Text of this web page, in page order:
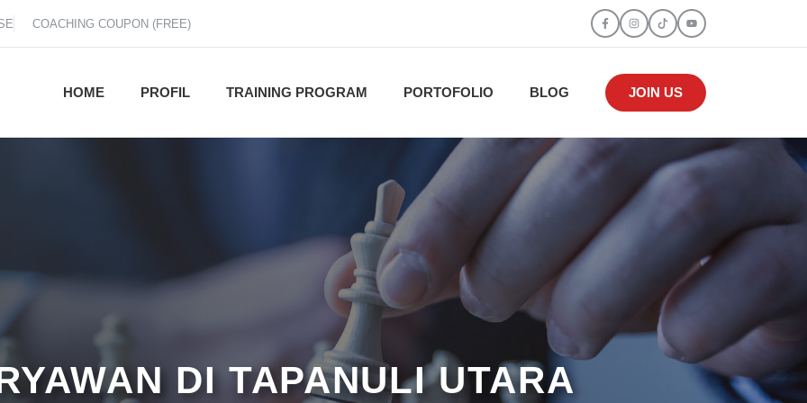
COACHING COUPON (FREE)
HOME PROFIL TRAINING PROGRAM PORTOFOLIO BLOG JOIN US
DI TAPANULI UTARA